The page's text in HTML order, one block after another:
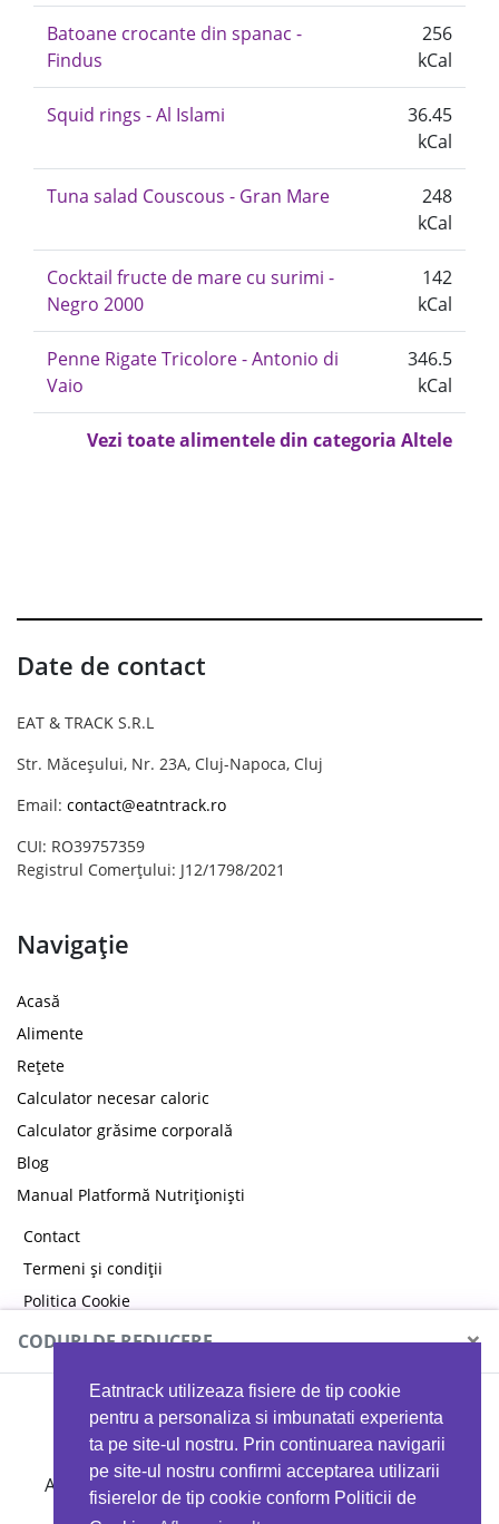
Eatntrack utilizeaza fisiere de tip cookie
pentru a personaliza si imbunatati experienta
ta pe site-ul nostru. Prin continuarea navigarii
pe site-ul nostru confirmi acceptarea utilizarii
fisierelor de tip cookie conform Politicii de
Batoane crocante din spanac -
Findus
256
kCal
Squid rings - Al Islami
36.45
kCal
Tuna salad Couscous - Gran Mare
248
kCal
Cocktail fructe de mare cu surimi -
Negro 2000
142
kCal
Penne Rigate Tricolore - Antonio di
Vaio
346.5
kCal
Vezi toate alimentele din categoria Altele
Date de contact
EAT & TRACK S.R.L
Str. Măceșului, Nr. 23A, Cluj-Napoca, Cluj
Email: contact@eatntrack.ro
CUI: RO39757359
Registrul Comerțului: J12/1798/2021
Navigație
Acasă
Alimente
Rețete
Calculator necesar caloric
Calculator grăsime corporală
Blog
Manual Platformă Nutriționiști
Contact
Termeni și condiții
Politica Cookie
Politica de confidențialitate
CODURI DE REDUCERE ×
MYPROTEIN
Ai 40%reducere la orice comandă folosind codul
EATTRACK